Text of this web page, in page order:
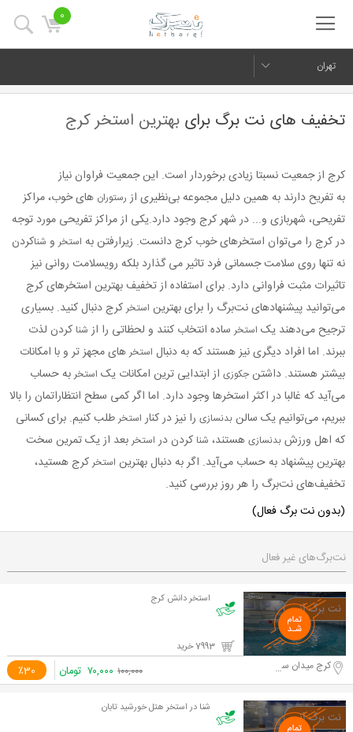
0
تهران
تخفیف های نت برگ برای بهترین استخر کرج
کرج از جمعیت نسبتا زیادی برخوردار است. این جمعیت فراوان نیاز
بهتفریح دارند به همین دلیل مجموعه بی‌نظیری از رستوران های خوب، مراکز
تفریحی، شهربازی و... در شهر کرج وجود دارد.یکی از مراکز تفریحی مورد توجه
در کرج را می‌توان استخرهای خوب کرج دانست. زیرارفتن به استخرو شناکردن
نه تنها روی سلامت جسمانی فرد تاثیر می گذارد بلکه رویسلامت روانی نیز
تاثیرات مثبت فراوانی دارد. برای استفاده از تخفیف بهترین استخرهای کرج
می‌توانید پیشنهادهای نت‌برگ را برای بهترین استخرکرج دنبال کنید. بسیاری
ترجیح می‌دهند یک استخرساده انتخاب کنند و لحظاتی را از شنا کردن لذت
ببرند. اما افراد دیگری نیز هستند که به دنبال استخرهای مجهز تر و با امکانات
بیشتر هستند. داشتن جکوزی از ابتدایی ترین امکانات یک استخربه حساب
می‌آید که غالبا در اکثر استخرها وجود دارد. اما اگر کمی سطح انتظاراتمان را بالا
ببریم، می‌توانیم یک سالن بدنسازی را نیز در کنار استخرطلب کنیم. برای کسانی
که اهل ورزش بدنسازی هستند، شنا کردن در استخربعد از یک تمرین سخت
بهترین پیشنهاد به حساب می‌آید. اگر به دنبال بهترین استخرکرجهستید،
تخفیف‌های نت‌برگ را هر روز بررسی کنید.
(بدون نت برگ فعال)
نت‌برگ‌های غیر فعال
استخر دانش کرج
٪30 کرج میدان سپاه ۱۰۰,۰۰۰ ۷۰,۰۰۰ تومان
شنا در استخر هتل خورشید تابان